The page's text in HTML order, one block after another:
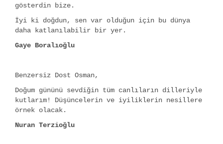
gösterdin bize.
İyi ki doğdun, sen var olduğun için bu dünya
daha katlanılabilir bir yer.
Gaye Boralıoğlu
Benzersiz Dost Osman,
Doğum gününü sevdiğin tüm canlıların dilleriyle
kutlarım! Düşüncelerin ve iyiliklerin nesillere
örnek olacak.
Nuran Terzioğlu